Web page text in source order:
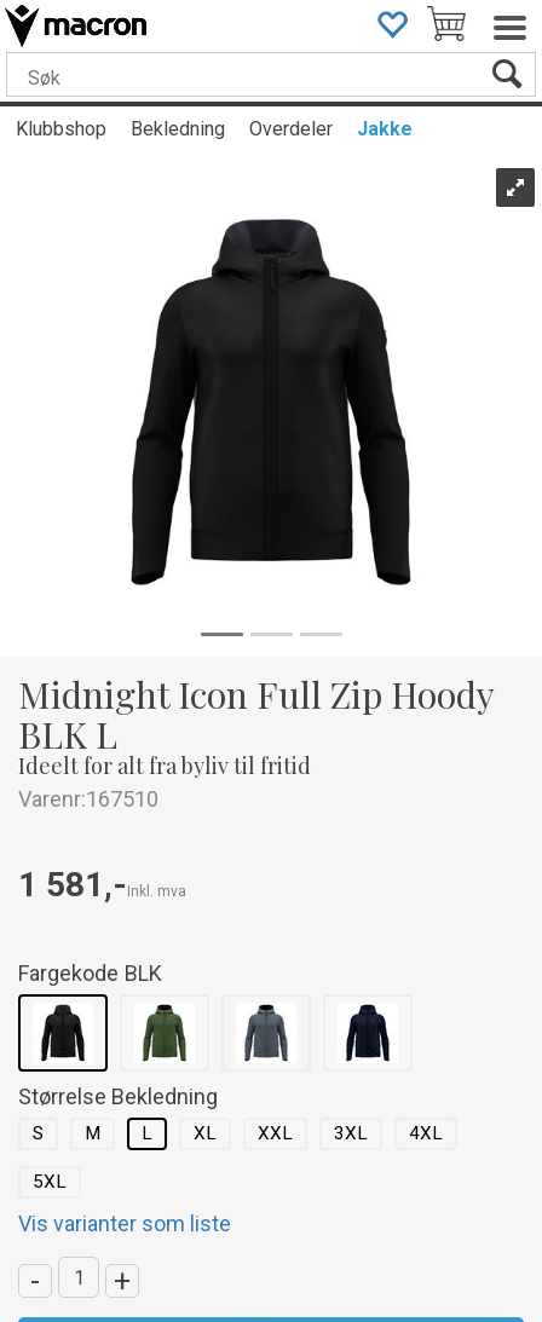
Klubbshop Bekledning Overdeler Jakke
Midnight Icon Full Zip Hoody
BLK L
Ideelt for alt fra byliv til fritid
Varenr:167510
1 581,- Inkl. mva
Fargekode BLK
Størrelse Bekledning
S M L XL XXL 3XL 4XL
5XL
Vis varianter som liste
- +